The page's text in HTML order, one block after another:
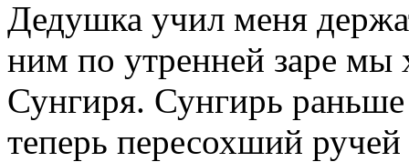
Дедушка учил меня
ним по утренней заре мы
Сунгиря. Сунгирь
теперь пересохший